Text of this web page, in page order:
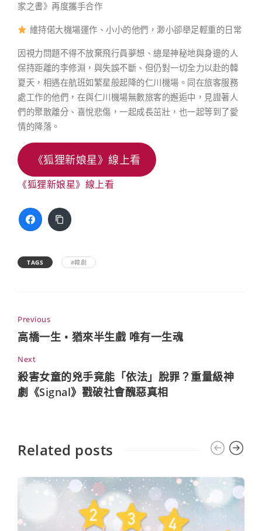
家之書》再度攜手合作
維持偌大機場運作、小小的他們，渺小卻舉足輕重的日常
因視力問題不得不放棄飛行員夢想、總是神秘地與身邊的人
保持距離的李修淵，與失誤不斷、但仍對一切全力以赴的韓
夏天，相遇在航班如繁星般起降的仁川機場。同在旅客服務
處工作的他們，在與仁川機場無數旅客的邂逅中，見證著人
們的聚散離分、喜悅悲傷，一起成長茁壯，也一起等到了愛
情的降落。
《狐狸新娘星》線上看
《狐狸新娘星》線上看
TAGS #韓劇
Previous
高橋一生 • 猶來半生戲 唯有一生魂
Next
殺害女童的兇手竟能「依法」脫罪？重量級神
劇《Signal》戳破社會醜惡真相
Related posts